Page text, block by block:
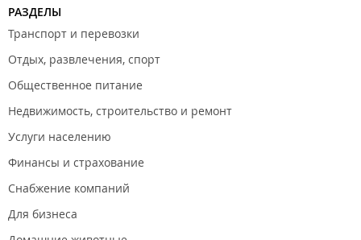
РАЗДЕЛЫ
Транспорт и перевозки
Отдых, развлечения, спорт
Общественное питание
Недвижимость, строительство и ремонт
Услуги населению
Финансы и страхование
Снабжение компаний
Для бизнеса